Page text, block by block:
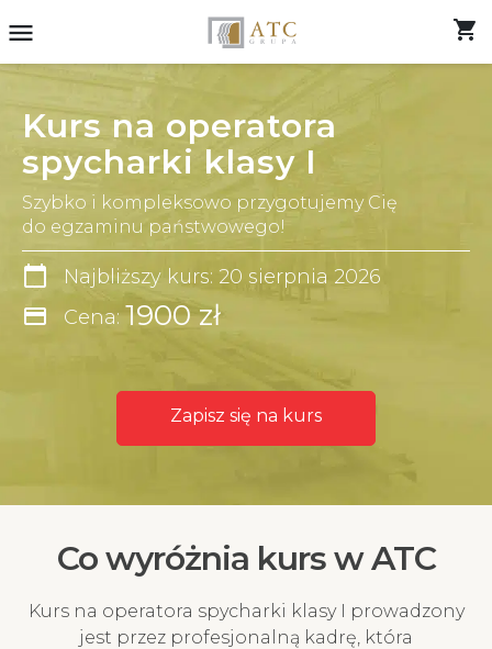
menu shopping_cart
Kurs na operatora
spycharki klasy I
Szybko i kompleksowo przygotujemy Cię
do egzaminu państwowego!
calendar_today Najbliższy kurs: 20 sierpnia 2026
credit_card Cena: 1900 zł
Zapisz się na kurs
Co wyróżnia kurs w ATC
Kurs na operatora spycharki klasy I prowadzony
jest przez profesjonalną kadrę, która